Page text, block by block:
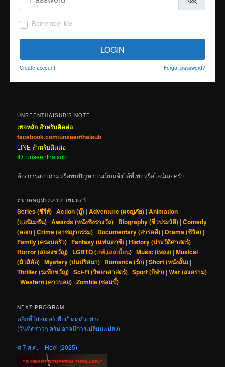
Remember Me
LOGIN
Create account Forgot password?
UNSEENTHAISUB’S NOTE
เพจหลัก สำหรับติดต่อ
facebook.com/unseenthaisub
LINE สำหรับติดต่อ
ID: unseenthaisub
ต้องการสอบถามหรือพบปัญหาบนเว็บแจ้งได้ที่เพจหรือไลน์เลยครับ
หมวดหมู่ประเภทภาพยนตร์
Series (ซีรีส์) |Action (บู๊) |Adventure (ผจญภัย) |Animation
(แอนิเมชัน) |Awards (หนังชิงรางวัล) | Biography (ชีวประวัติ) |Comedy
(ตลก) |Crime (อาชญากรรม) | Documentary (สารคดี) | Drama (ชีวิต) |
Family (ครอบครัว) |Fantasy (แฟนตาซี) |History (ประวัติศาสตร์) |
Horror (สยองขวัญ) | LGBTQ (เกย์,เลสเบี้ยน) |Music (เพลง) |Musical
(มิวสิคัล) |Mystery (ปมปริศนา) | Romance (รัก) |Short (หนังสั้น) |
Thriller (ระทึกขวัญ) |Sci-Fi (วิทยาศาสตร์) |Sport (กีฬา) |War (สงคราม)
|Western (คาวบอย) |Zombie (ซอมบี้)
NEXT PROGRAM
คลิกที่โปสเตอร์เพื่อเปิดดูตัวอย่าง
(วันที่คร่าวๆ ครับ อาจมีการเปลี่ยนแปลง)
ศ 7 ส.ค. – Heel (2025)